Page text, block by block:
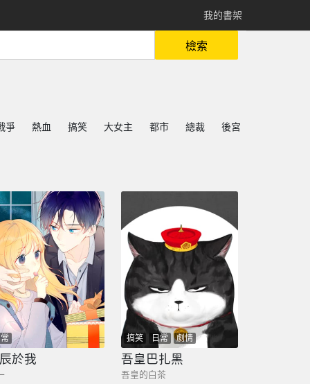
我的書架
檢索
爭 熱血 搞笑 大女主 都市 總裁 後宮
於我
搞笑 日常 劇情
吾皇巴扎黑
吾皇的白茶